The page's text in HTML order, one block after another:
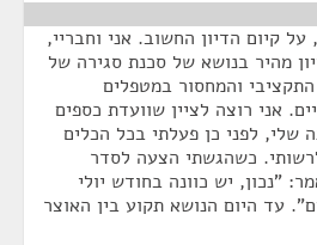
קיום הדיון החשוב. אני וחבריי,
מהיר בנושא של סכנת סגירה של
והמחסור במטפלים
אני רוצה לציין שוועדת כספים
שלי, לפני כן פעלתי בכל הכלים
כשהגשתי הצעה לסדר
"נכון, יש כוונה בחודש יולי
זרים". עד היום הנושא תקוע בין האוצר